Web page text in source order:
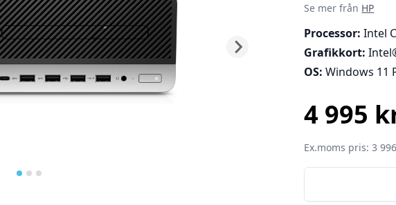
Se mer från HP
Processor: Intel
Grafikkort:
OS: Windows 11
4 995
Ex.moms pris: 3